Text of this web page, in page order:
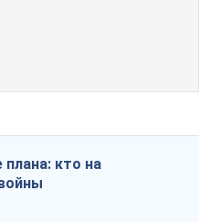
плана: кто на